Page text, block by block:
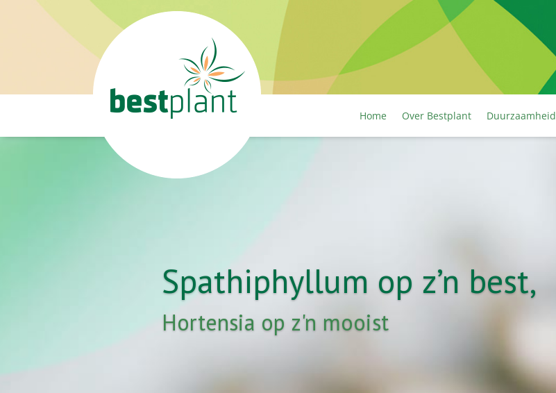
Home Over Bestplant Duurzaamheid
Spathiphyllum op z’n best,
Hortensia op z'n mooist